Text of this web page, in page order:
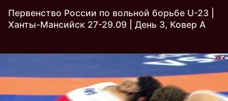
Первенство России по вольной борьбе U-23 |
Ханты-Мансийск 27-29.09 | День 3, Ковер A